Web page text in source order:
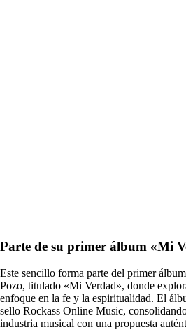
Parte de su primer álbum «Mi
Este sencillo forma parte del primer
Pozo, titulado «Mi Verdad», donde
enfoque en la fe y la espiritualidad. El
sello Rockass Online Music,
industria musical con una propuesta